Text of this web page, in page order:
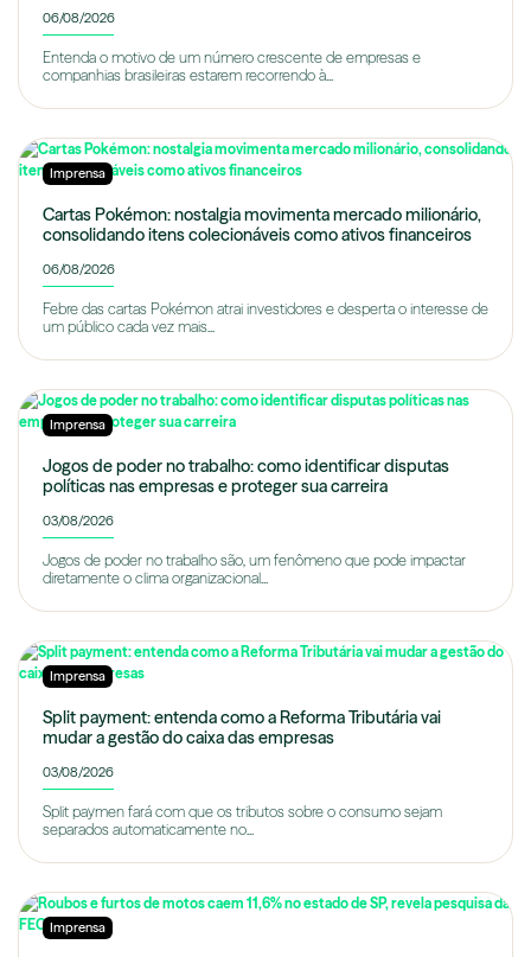
06/08/2026
Entenda o motivo de um número crescente de empresas e
companhias brasileiras estarem recorrendo à...
Imprensa
Cartas Pokémon: nostalgia movimenta mercado milionário,
consolidando itens colecionáveis como ativos financeiros
06/08/2026
Febre das cartas Pokémon atrai investidores e desperta o interesse de
um público cada vez mais...
Imprensa
Jogos de poder no trabalho: como identificar disputas
políticas nas empresas e proteger sua carreira
03/08/2026
Jogos de poder no trabalho são, um fenômeno que pode impactar
diretamente o clima organizacional...
Imprensa
Split payment: entenda como a Reforma Tributária vai
mudar a gestão do caixa das empresas
03/08/2026
Split paymen fará com que os tributos sobre o consumo sejam
separados automaticamente no...
Imprensa